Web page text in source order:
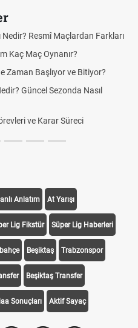
Nedir? Resmî Maçlardan Farkları
Kaç Maç Oynanır?
Zaman Başlıyor ve Bitiyor?
Güncel Sezonda Nasıl
ve Karar Süreci
Anlatım At Yarışı
Lig Fikstür Süper Lig Haberleri
Beşiktaş Trabzonspor
Beşiktaş Transfer
Sonuçları Aktif Sayaç